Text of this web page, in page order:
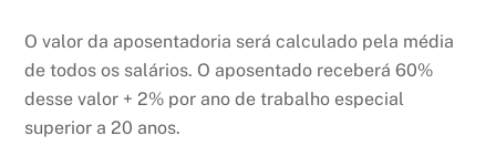
O valor da aposentadoria será calculado pela média
de todos os salários. O aposentado receberá 60%
desse valor + 2% por ano de trabalho especial
superior a 20 anos.